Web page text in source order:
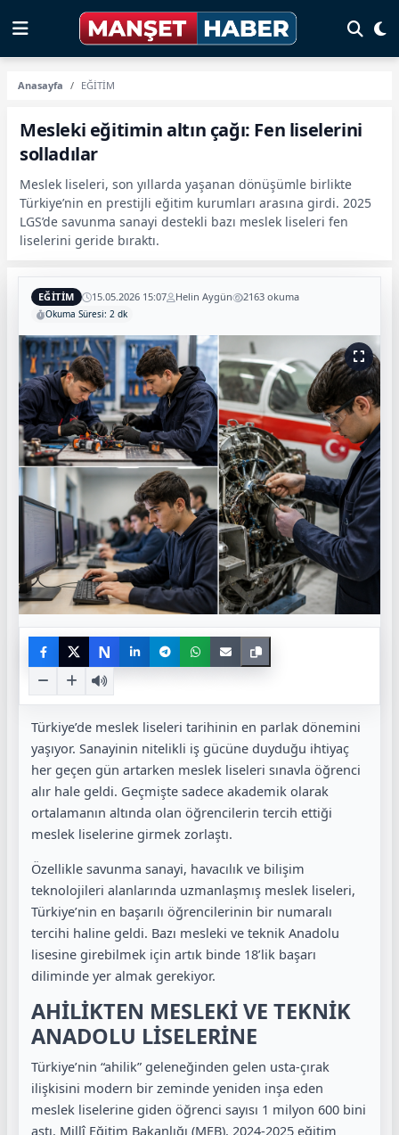
Anasayfa EĞİTİM
Mesleki eğitimin altın çağı: Fen liselerini
solladılar
Meslek liseleri, son yıllarda yaşanan dönüşümle birlikte
Türkiye’nin en prestijli eğitim kurumları arasına girdi. 2025
LGS’de savunma sanayi destekli bazı meslek liseleri fen
liselerini geride bıraktı.
EĞİTİM 15.05.2026 15:07 Helin Aygün 2163 okuma
Okuma Süresi: 2 dk
N
Türkiye’de meslek liseleri tarihinin en parlak dönemini
yaşıyor. Sanayinin nitelikli iş gücüne duyduğu ihtiyaç
her geçen gün artarken meslek liseleri sınavla öğrenci
alır hale geldi. Geçmişte sadece akademik olarak
ortalamanın altında olan öğrencilerin tercih ettiği
meslek liselerine girmek zorlaştı.
Özellikle savunma sanayi, havacılık ve bilişim
teknolojileri alanlarında uzmanlaşmış meslek liseleri,
Türkiye’nin en başarılı öğrencilerinin bir numaralı
tercihi haline geldi. Bazı mesleki ve teknik Anadolu
lisesine girebilmek için artık binde 18’lik başarı
diliminde yer almak gerekiyor.
AHİLİKTEN MESLEKİ VE TEKNİK
ANADOLU LİSELERİNE
Türkiye’nin “ahilik” geleneğinden gelen usta-çırak
ilişkisini modern bir zeminde yeniden inşa eden
meslek liselerine giden öğrenci sayısı 1 milyon 600 bini
aştı. Millî Eğitim Bakanlığı (MEB), 2024-2025 eğitim